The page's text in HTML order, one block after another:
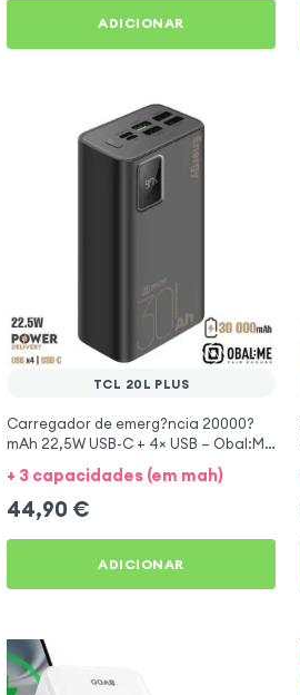
ADICIONAR
TCL 20L PLUS
Carregador de emerg?ncia 20000?
mAh 22,5W USB-C + 4× USB – Obal:Me
para TCL 20L Plus
+ 3 capacidades (em mah)
44,90 €
ADICIONAR